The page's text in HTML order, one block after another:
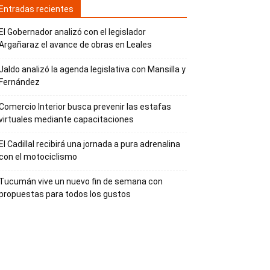
recientes
Gobernador analizó con el legislador
el avance de obras en Leales
analizó la agenda legislativa con Mansilla y
Interior busca prevenir las estafas
mediante capacitaciones
Cadillal recibirá una jornada a pura adrenalina
el motociclismo
vive un nuevo fin de semana con
para todos los gustos